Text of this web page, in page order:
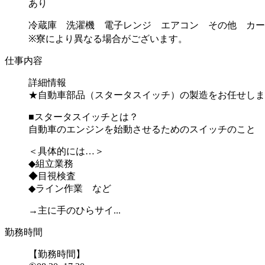
あり
冷蔵庫 洗濯機 電子レンジ エアコン その他 カー
※寮により異なる場合がございます。
仕事内容
詳細情報
★自動車部品（スタータスイッチ）の製造をお任せし
■スタータスイッチとは？
自動車のエンジンを始動させるためのスイッチのこと
＜具体的には…＞
◆組立業務
◆目視検査
◆ライン作業 など
→主に手のひらサイ...
勤務時間
【勤務時間】